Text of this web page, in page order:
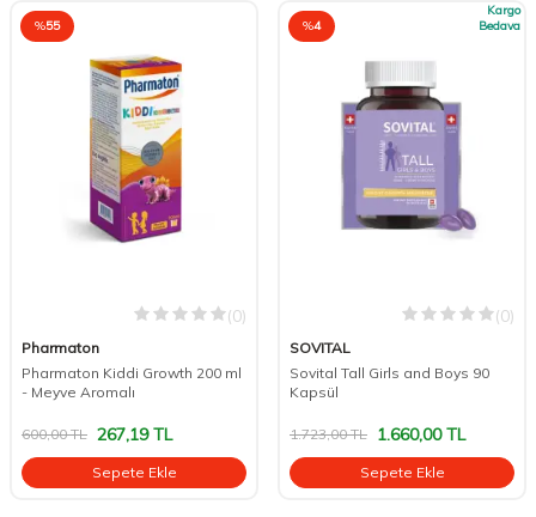
%55
(0)
Pharmaton
Pharmaton Kiddi Growth 200 ml
- Meyve Aromalı
600,00TL 267,19TL
Sepete Ekle
%4
Kargo
Bedava
(0)
SOVITAL
Sovital Tall Girls and Boys 90
Kapsül
1.723,00TL 1.660,00TL
Sepete Ekle